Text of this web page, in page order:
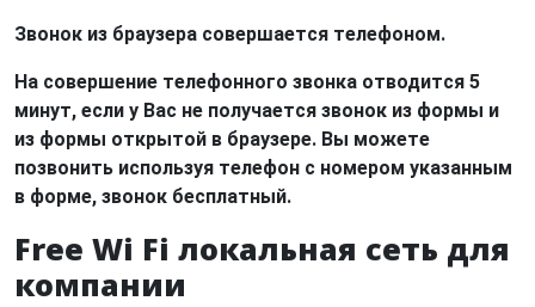
Звонок из браузера совершается телефоном.
На совершение телефонного звонка отводится 5
минут, если у Вас не получается звонок из формы и
из формы открытой в браузере. Вы можете
позвонить используя телефон с номером указанным
в форме, звонок бесплатный.
Free Wi Fi локальная сеть для
компании